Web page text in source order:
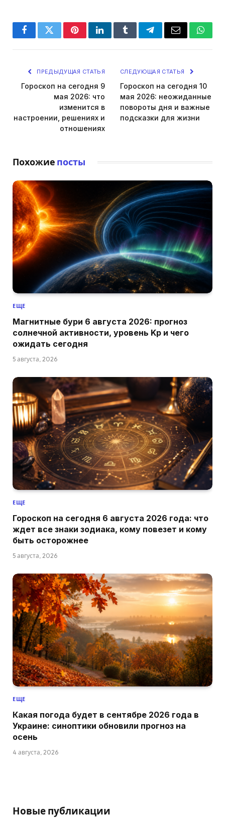
FacebookTwitterPinterestLinkedInTumblrTelegramEmail
ПРЕДЫДУЩАЯ СТАТЬЯ
Гороскоп на сегодня 9
мая 2026: что
изменится в
настроении, решениях и
отношениях
СЛЕДУЮЩАЯ СТАТЬЯ
Гороскоп на сегодня 10
мая 2026: неожиданные
повороты дня и важные
подсказки для жизни
Похожие посты
ЕЩЕ
Магнитные бури 6 августа 2026: прогноз
солнечной активности, уровень Kp и чего
ожидать сегодня
5 августа, 2026
ЕЩЕ
Гороскоп на сегодня 6 августа 2026 года: что
ждет все знаки зодиака, кому повезет и кому
быть осторожнее
5 августа, 2026
ЕЩЕ
Какая погода будет в сентябре 2026 года в
Украине: синоптики обновили прогноз на
осень
4 августа, 2026
Новые публикации